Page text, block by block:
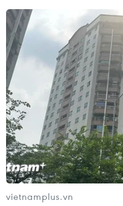
vietnamplus.vn